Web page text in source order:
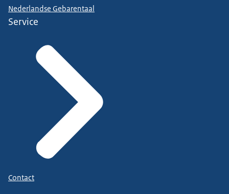
Nederlandse Gebarentaal
Service
Contact